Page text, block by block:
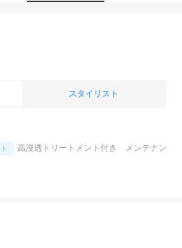
スタイリスト
高浸透トリートメント付き メンテナン